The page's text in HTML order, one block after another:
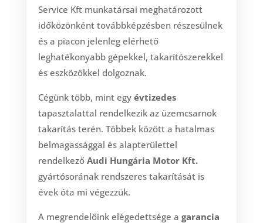
Service Kft munkatársai meghatározott
időközönként továbbképzésben részesülnek
és a piacon jelenleg elérhető
leghatékonyabb gépekkel, takarítószerekkel
és eszközökkel dolgoznak.
Cégünk több, mint egy évtizedes
tapasztalattal rendelkezik az üzemcsarnok
takarítás terén. Többek között a hatalmas
belmagassággal és alapterülettel
rendelkező Audi Hungária Motor Kft.
gyártósorának rendszeres takarítását is
évek óta mi végezzük.
A megrendelőink elégedettsége a garancia